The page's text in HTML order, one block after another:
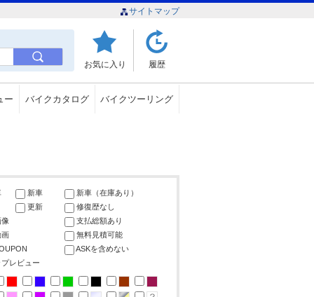
サイトマップ
お気に入り 履歴
ー バイクカタログ バイクツーリング
新車
新車（在庫あり）
更新
修復歴なし
支払総額あり
画
無料見積可能
ASKを含めない
プレビュー